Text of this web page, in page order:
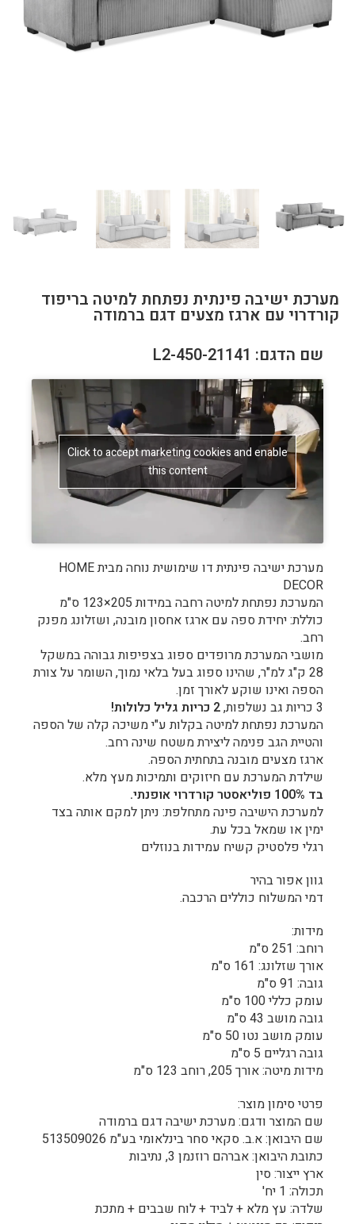
מערכת ישיבה פינתית נפתחת למיטה בריפוד
קורדרוי עם ארגז מצעים דגם ברמודה
שם הדגם: 21141-L2-450
Click to accept marketing cookies and enable
this content
מערכת ישיבה פינתית דו שימושית נוחה מבית HOME
DECOR
המערכת נפתחת למיטה רחבה במידות 205×123 ס"מ
כוללת: יחידת ספה עם ארגז אחסון מובנה, ושזלונג מפנק
רחב.
מושבי המערכת מרופדים ספוג בצפיפות גבוהה במשקל
28 ק"ג למ"ר, שהינו ספוג בעל בלאי נמוך, השומר על צורת
הספה ואינו שוקע לאורך זמן.
3 כריות גב נשלפות,
2 כריות גליל כלולות!
המערכת נפתחת למיטה בקלות ע"י משיכה קלה של הספה
והטיית הגב פנימה ליצירת משטח שינה רחב.
ארגז מצעים מובנה בתחתית הספה.
שילדת המערכת עם חיזוקים ותמיכות מעץ מלא.
בד 100% פוליאסטר קורדרוי אופנתי.
למערכת הישיבה פינה מתחלפת: ניתן למקם אותה בצד
ימין או שמאל בכל עת.
רגלי פלסטיק קשיח עמידות בנוזלים
גוון אפור בהיר
דמי המשלוח כוללים הרכבה.
מידות:
רוחב: 251 ס"מ
אורך שזלונג: 161 ס"מ
גובה: 91 ס"מ
עומק כללי 100 ס"מ
גובה מושב 43 ס"מ
עומק מושב נטו 50 ס"מ
גובה רגליים 5 ס"מ
מידות מיטה: אורך 205, רוחב 123 ס"מ
פרטי סימון מוצר:
שם המוצר ודגם: מערכת ישיבה דגם ברמודה
שם היבואן: א.ב. סקאי סחר בינלאומי בע"מ 513509026
כתובת היבואן: אברהם רוזנמן 3, נתיבות
ארץ ייצור: סין
תכולה: 1 יח'
שלדה: עץ מלא + לביד + לוח שבבים + מתכת